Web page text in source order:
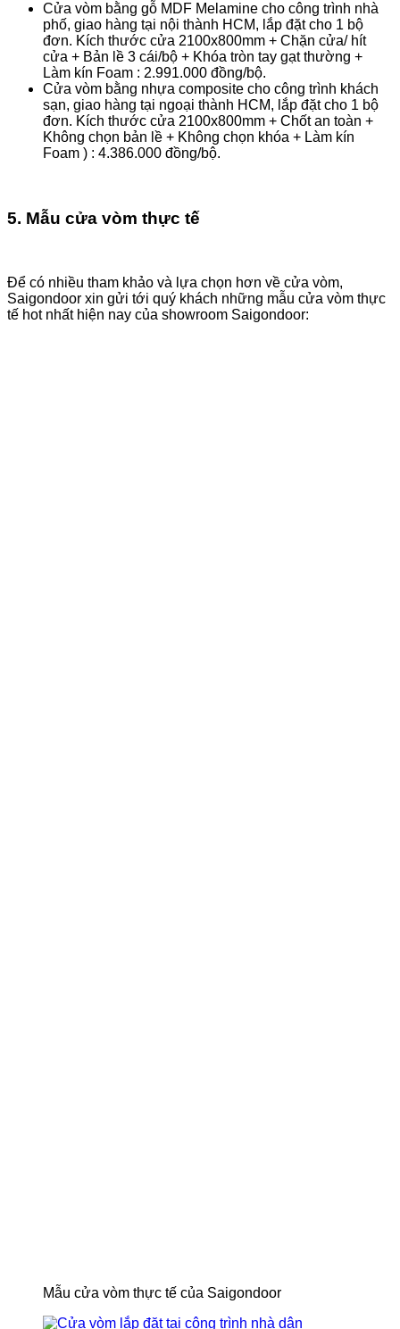
Cửa vòm bằng gỗ MDF Melamine cho công trình nhà
phố, giao hàng tại nội thành HCM, lắp đặt cho 1 bộ
đơn. Kích thước cửa 2100x800mm + Chặn cửa/ hít
cửa + Bản lề 3 cái/bộ + Khóa tròn tay gạt thường +
Làm kín Foam : 2.991.000 đồng/bộ.
Cửa vòm bằng nhựa composite cho công trình khách
sạn, giao hàng tại ngoại thành HCM, lắp đặt cho 1 bộ
đơn. Kích thước cửa 2100x800mm + Chốt an toàn +
Không chọn bản lề + Không chọn khóa + Làm kín
Foam ) : 4.386.000 đồng/bộ.
5. Mẫu cửa vòm thực tế
Để có nhiều tham khảo và lựa chọn hơn về cửa vòm,
Saigondoor xin gửi tới quý khách những mẫu cửa vòm thực
tế hot nhất hiện nay của showroom Saigondoor:
Mẫu cửa vòm thực tế của Saigondoor